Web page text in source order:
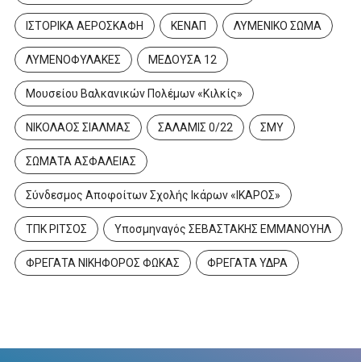
ΙΣΤΟΡΙΚΑ ΑΕΡΟΣΚΑΦΗ ΚΕΝΑΠ ΛΥΜΕΝΙΚΟ ΣΩΜΑ
ΛΥΜΕΝΟΦΥΛΑΚΕΣ ΜΕΔΟΥΣΑ 12
Μουσείου Βαλκανικών Πολέμων «Κιλκίς»
ΝΙΚΟΛΑΟΣ ΣΙΑΛΜΑΣ ΣΑΛΑΜΙΣ 0/22 ΣΜΥ
ΣΩΜΑΤΑ ΑΣΦΑΛΕΙΑΣ
Σύνδεσμος Αποφοίτων Σχολής Ικάρων «ΙΚΑΡΟΣ»
ΤΠΚ ΡΙΤΣΟΣ Υποσμηναγός ΣΕΒΑΣΤΑΚΗΣ ΕΜΜΑΝΟΥΗΛ
ΦΡΕΓΑΤΑ ΝΙΚΗΦΟΡΟΣ ΦΩΚΑΣ ΦΡΕΓΑΤΑ ΥΔΡΑ